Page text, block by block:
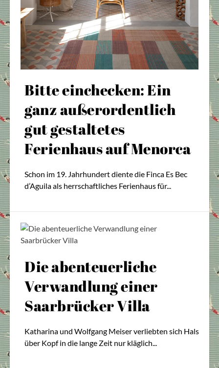
Bitte einchecken: Ein
ganz außerordentlich
gut gestaltetes
Ferienhaus auf Menorca
Schon im 19. Jahrhundert diente die Finca Es Bec
d’Aguila als herrschaftliches Ferienhaus für...
Die abenteuerliche
Verwandlung einer
Saarbrücker Villa
Katharina und Wolfgang Meiser verliebten sich Hals
über Kopf in die lange Zeit nur kläglich...